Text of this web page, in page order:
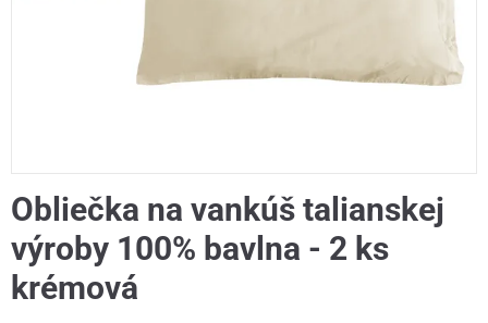
Obliečka na vankúš talianskej
výroby 100% bavlna - 2 ks
krémová